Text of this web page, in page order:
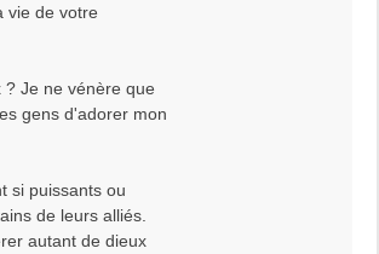
vie de votre
? Je ne vénère que
gens d'adorer mon
si puissants ou
de leurs alliés.
autant de dieux